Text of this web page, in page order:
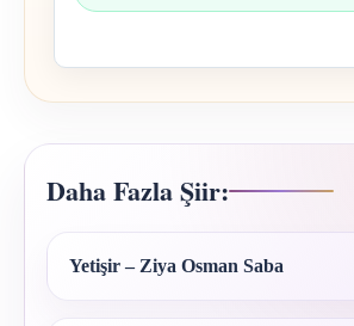
Daha Fazla Şiir:
Yetişir – Ziya Osman Saba